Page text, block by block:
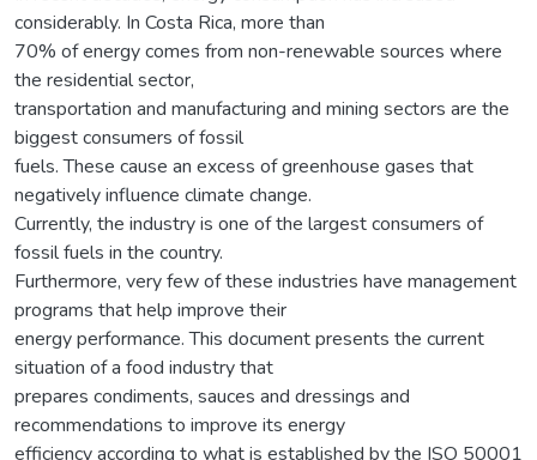
considerably. In Costa Rica, more than
70% of energy comes from non-renewable sources where
the residential sector,
transportation and manufacturing and mining sectors are the
biggest consumers of fossil
fuels. These cause an excess of greenhouse gases that
negatively influence climate change.
Currently, the industry is one of the largest consumers of
fossil fuels in the country.
Furthermore, very few of these industries have management
programs that help improve their
energy performance. This document presents the current
situation of a food industry that
prepares condiments, sauces and dressings and
recommendations to improve its energy
efficiency according to what is established by the ISO 50001